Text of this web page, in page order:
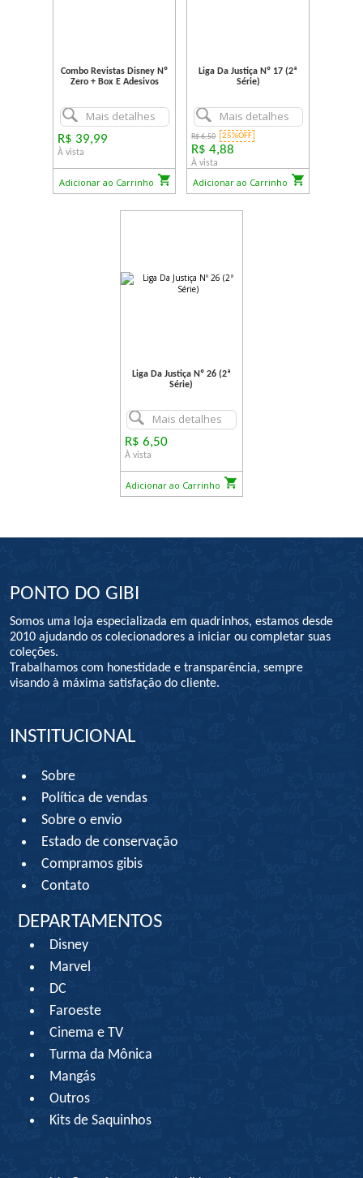
Combo Revistas Disney Nº
Zero + Box E Adesivos
Mais detalhes
R$ 39,99
À vista
Adicionar ao Carrinho
Liga Da Justiça Nº 17 (2ª
Série)
Mais detalhes
R$ 6,50 25%OFF
R$ 4,88
À vista
Adicionar ao Carrinho
Liga Da Justiça Nº 26 (2ª
Série)
Mais detalhes
R$ 6,50
À vista
Adicionar ao Carrinho
PONTO DO GIBI
Somos uma loja especializada em quadrinhos, estamos desde
2010 ajudando os colecionadores a iniciar ou completar suas
coleções.
Trabalhamos com honestidade e transparência, sempre
visando à máxima satisfação do cliente.
INSTITUCIONAL
Sobre
Política de vendas
Sobre o envio
Estado de conservação
Compramos gibis
Contato
DEPARTAMENTOS
Disney
Marvel
DC
Faroeste
Cinema e TV
Turma da Mônica
Mangás
Outros
Kits de Saquinhos